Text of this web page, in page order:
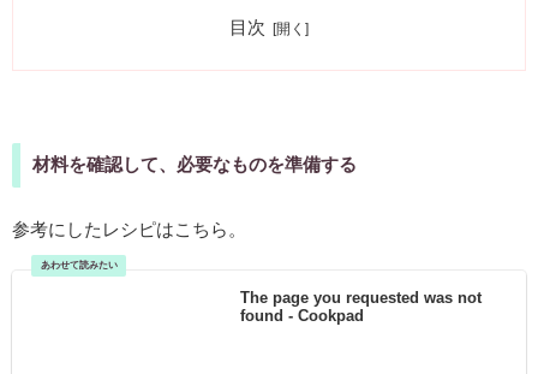
目次
材料を確認して、必要なものを準備する
参考にしたレシピはこちら。
The page you requested was not
found - Cookpad